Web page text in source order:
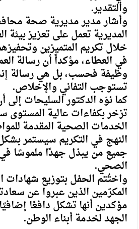
والتقدير.
وأشار مدير مديرية صحة
المديرية تعمل على تعزيز بيئة
خلال تكريم المتميزين
في العطاء، مؤكداً أن رسالة
وظيفة فحسب، بل هي رسالة
تستوجب التفاني والإخلاص.
كما نوّه الدكتور السليحات إلى
تزخر بكفاءات عالية
الخدمات الصحية المقدمة
النهج في التكريم سيستمر
جميع من يبذل جهدًا ملموسًا
الصحي.
واختُتم الحفل بتوزيع شهادات
المكرّمين الذين عبروا عن
مؤكدين أنها تشكل دافعًا
الجهد لخدمة أبناء الوطن.